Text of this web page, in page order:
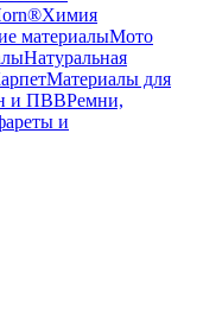
Химия
материалыМото
Натуральная
Материалы для
и ПВВРемни,